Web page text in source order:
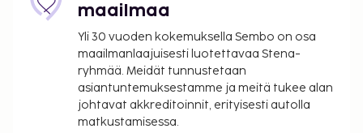
maailmaa
Yli 30 vuoden kokemuksella Sembo on osa
maailmanlaajuisesti luotettavaa Stena-
ryhmää. Meidät tunnustetaan
asiantuntemuksestamme ja meitä tukee alan
johtavat akkreditoinnit, erityisesti autolla
matkustamisessa.